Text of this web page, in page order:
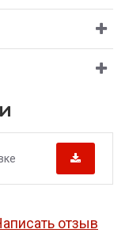
секрета,
срок службы
Консул
перед
отзыв